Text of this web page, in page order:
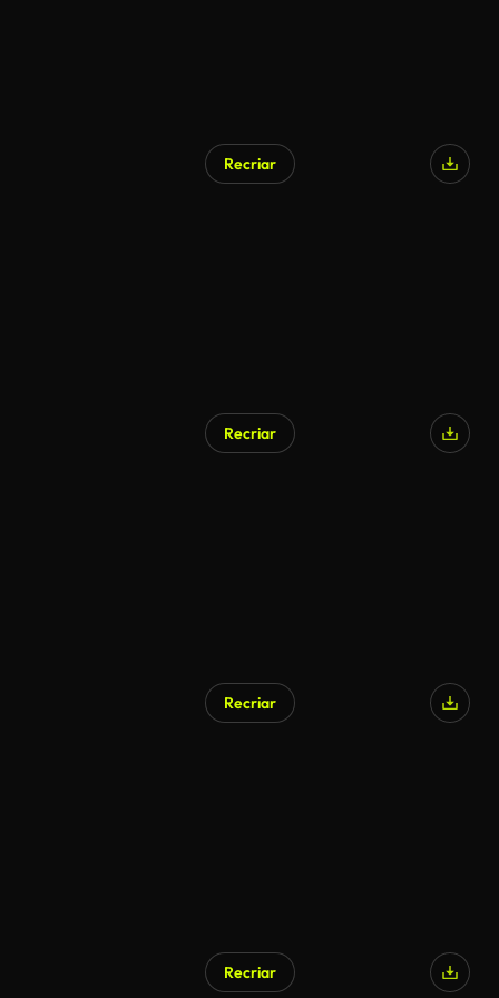
Recriar
Recriar
Recriar
Recriar